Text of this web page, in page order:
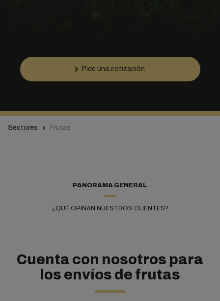
Pide una cotización
Sectores Frutas
PANORAMA GENERAL
¿QUÉ OPINAN NUESTROS CLIENTES?
Cuenta con nosotros para
los envíos de frutas